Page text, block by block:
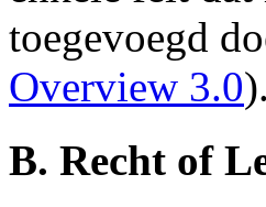
toegevoegd
Overview 3.0).
B. Recht of